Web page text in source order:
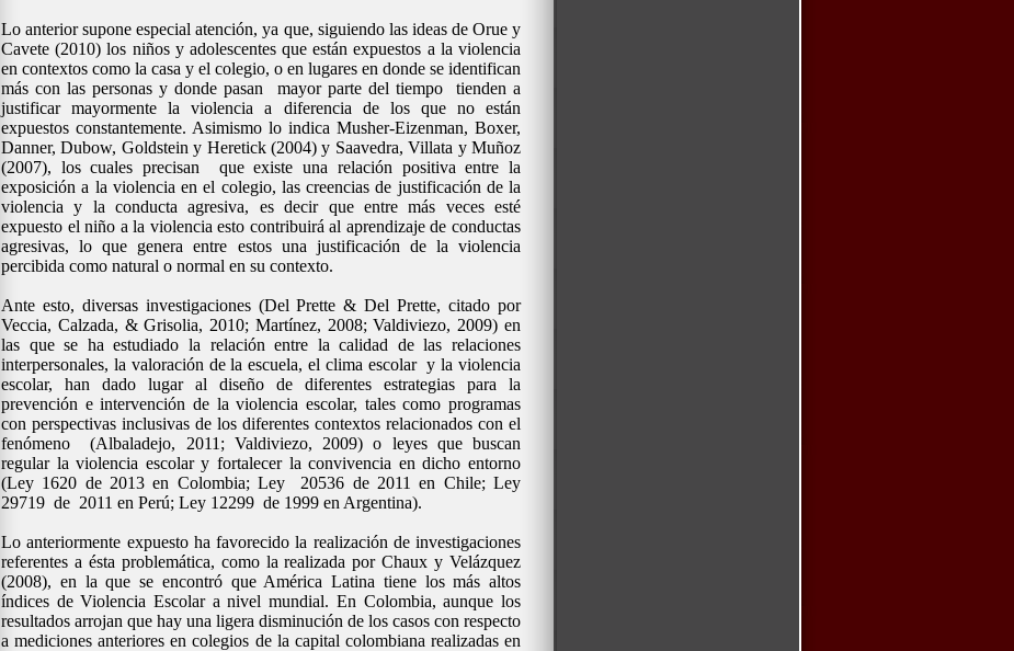
Lo anterior supone especial atención, ya que, siguiendo las ideas de Orue y
Cavete (2010) los niños y adolescentes que están expuestos a la violencia
en contextos como la casa y el colegio, o en lugares en donde se identifican
más con las personas y donde pasan mayor parte del tiempo tienden a
justificar mayormente la violencia a diferencia de los que no están
expuestos constantemente. Asimismo lo indica Musher-Eizenman, Boxer,
Danner, Dubow, Goldstein y Heretick (2004) y Saavedra, Villata y Muñoz
(2007), los cuales precisan que existe una relación positiva entre la
exposición a la violencia en el colegio, las creencias de justificación de la
violencia y la conducta agresiva, es decir que entre más veces esté
expuesto el niño a la violencia esto contribuirá al aprendizaje de conductas
agresivas, lo que genera entre estos una justificación de la violencia
percibida como natural o normal en su contexto.
Ante esto, diversas investigaciones (Del Prette & Del Prette, citado por
Veccia, Calzada, & Grisolia, 2010; Martínez, 2008; Valdiviezo, 2009) en
las que se ha estudiado la relación entre la calidad de las relaciones
interpersonales, la valoración de la escuela, el clima escolar y la violencia
escolar, han dado lugar al diseño de diferentes estrategias para la
prevención e intervención de la violencia escolar, tales como programas
con perspectivas inclusivas de los diferentes contextos relacionados con el
fenómeno (Albaladejo, 2011; Valdiviezo, 2009) o leyes que buscan
regular la violencia escolar y fortalecer la convivencia en dicho entorno
(Ley 1620 de 2013 en Colombia; Ley 20536 de 2011 en Chile; Ley
29719 de 2011 en Perú; Ley 12299 de 1999 en Argentina).
Lo anteriormente expuesto ha favorecido la realización de investigaciones
referentes a ésta problemática, como la realizada por Chaux y Velázquez
(2008), en la que se encontró que América Latina tiene los más altos
índices de Violencia Escolar a nivel mundial. En Colombia, aunque los
resultados arrojan que hay una ligera disminución de los casos con respecto
a mediciones anteriores en colegios de la capital colombiana realizadas en